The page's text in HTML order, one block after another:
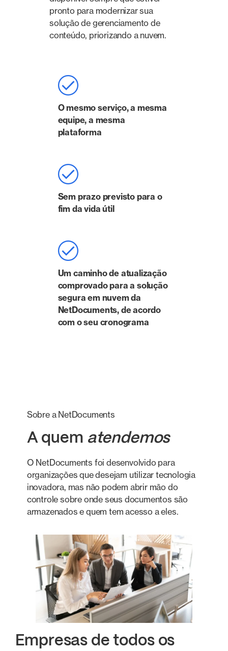
pronto para modernizar sua
solução de gerenciamento de
conteúdo, priorizando a nuvem.
O mesmo serviço, a mesma
equipe, a mesma
plataforma
Sem prazo previsto para o
fim da vida útil
Um caminho de atualização
comprovado para a solução
segura em nuvem da
NetDocuments, de acordo
com o seu cronograma
Sobre a NetDocuments
A quem atendemos
O NetDocuments foi desenvolvido para
organizações que desejam utilizar tecnologia
inovadora, mas não podem abrir mão do
controle sobre onde seus documentos são
armazenados e quem tem acesso a eles.
Empresas de todos os